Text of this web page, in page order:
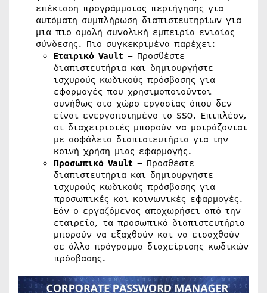
επέκταση προγράμματος περιήγησης για
αυτόματη συμπλήρωση διαπιστευτηρίων για
μια πιο ομαλή συνολική εμπειρία ενιαίας
σύνδεσης. Πιο συγκεκριμένα παρέχει:
Εταιρικό Vault – Προσθέστε
διαπιστευτήρια και δημιουργήστε
ισχυρούς κωδικούς πρόσβασης για
εφαρμογές που χρησιμοποιούνται
συνήθως στο χώρο εργασίας όπου δεν
είναι ενεργοποιημένο το SSO. Επιπλέον,
οι διαχειριστές μπορούν να μοιράζονται
με ασφάλεια διαπιστευτήρια για την
κοινή χρήση μιας εφαρμογής.
Προσωπικό Vault – Προσθέστε
διαπιστευτήρια και δημιουργήστε
ισχυρούς κωδικούς πρόσβασης για
προσωπικές και κοινωνικές εφαρμογές.
Εάν ο εργαζόμενος αποχωρήσει από την
εταιρεία, τα προσωπικά διαπιστευτήρια
μπορούν να εξαχθούν και να εισαχθούν
σε άλλο πρόγραμμα διαχείρισης κωδικών
πρόσβασης.